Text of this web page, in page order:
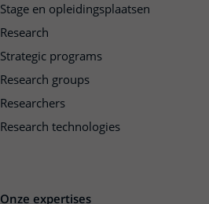
Stage en opleidingsplaatsen
Research
Strategic programs
Research groups
Researchers
Research technologies
Onze expertises